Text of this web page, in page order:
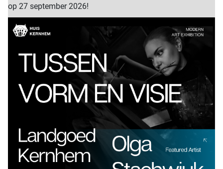
op 27 september 2026!